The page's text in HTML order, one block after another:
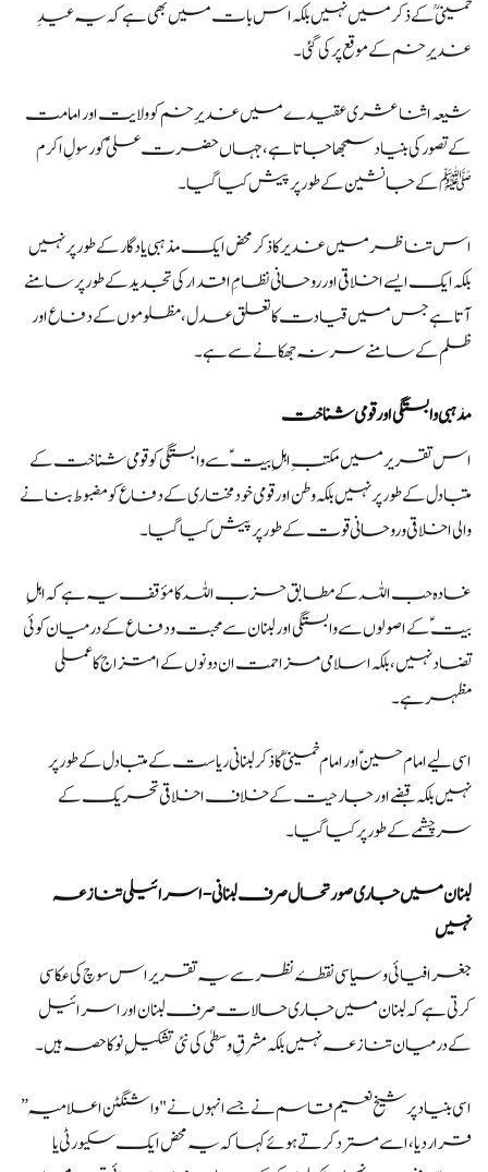
خمینیؒ کے ذکر میں نہیں بلکہ اس بات میں بھی ہے کہ یہ عیدِ
غدیرِ خم کے موقع پر کی گئی۔
شیعہ اثناعشری عقیدے میں غدیرِ خم کو ولایت اور امامت
کے تصور کی بنیاد سمجھا جاتا ہے، جہاں حضرت علیؑ کو رسولِ اکرم
ﷺ کے جانشین کے طور پر پیش کیا گیا۔
اس تناظر میں غدیر کا ذکر محض ایک مذہبی یادگار کے طور پر نہیں
بلکہ ایک ایسے اخلاقی اور روحانی نظامِ اقدار کی تجدید کے طور پر سامنے
آتا ہے جس میں قیادت کا تعلق عدل، مظلوموں کے دفاع اور
ظلم کے سامنے سر نہ جھکانے سے ہے۔
مذہبی وابستگی اور قومی شناخت
اس تقریر میں مکتبِ اہلِ بیتؑ سے وابستگی کو قومی شناخت کے
متبادل کے طور پر نہیں بلکہ وطن اور قومی خودمختاری کے دفاع کو مضبوط بنانے
والی اخلاقی و روحانی قوت کے طور پر پیش کیا گیا۔
غادہ حب اللہ کے مطابق حزب اللہ کا مؤقف یہ ہے کہ اہلِ
بیتؑ کے اصولوں سے وابستگی اور لبنان سے محبت و دفاع کے درمیان کوئی
تضاد نہیں، بلکہ اسلامی مزاحمت ان دونوں کے امتزاج کا عملی
مظہر ہے۔
اسی لیے امام حسینؑ اور امام خمینیؒ کا ذکر لبنانی ریاست کے متبادل کے طور پر
نہیں بلکہ قبضے اور جارحیت کے خلاف اخلاقی تحریک کے
سرچشمے کے طور پر کیا گیا۔
لبنان میں جاری صورتحال صرف لبنانی-اسرائیلی تنازعہ
نہیں
جغرافیائی و سیاسی نقطۂ نظر سے یہ تقریر اس سوچ کی عکاسی
کرتی ہے کہ لبنان میں جاری حالات صرف لبنان اور اسرائیل
کے درمیان تنازعہ نہیں بلکہ مشرقِ وسطیٰ کی نئی تشکیلِ نو کا حصہ ہیں۔
اسی بنیاد پر شیخ نعیم قاسم نے جسے انہوں نے "واشنگٹن اعلامیہ”
قرار دیا، اسے مسترد کرتے ہوئے کہا کہ یہ محض ایک سکیورٹی یا